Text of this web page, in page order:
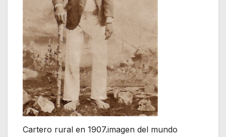
Cartero rural en 1907.imagen del mundo